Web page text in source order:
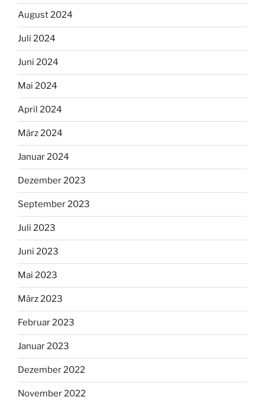
August 2024
Juli 2024
Juni 2024
Mai 2024
April 2024
März 2024
Januar 2024
Dezember 2023
September 2023
Juli 2023
Juni 2023
Mai 2023
März 2023
Februar 2023
Januar 2023
Dezember 2022
November 2022